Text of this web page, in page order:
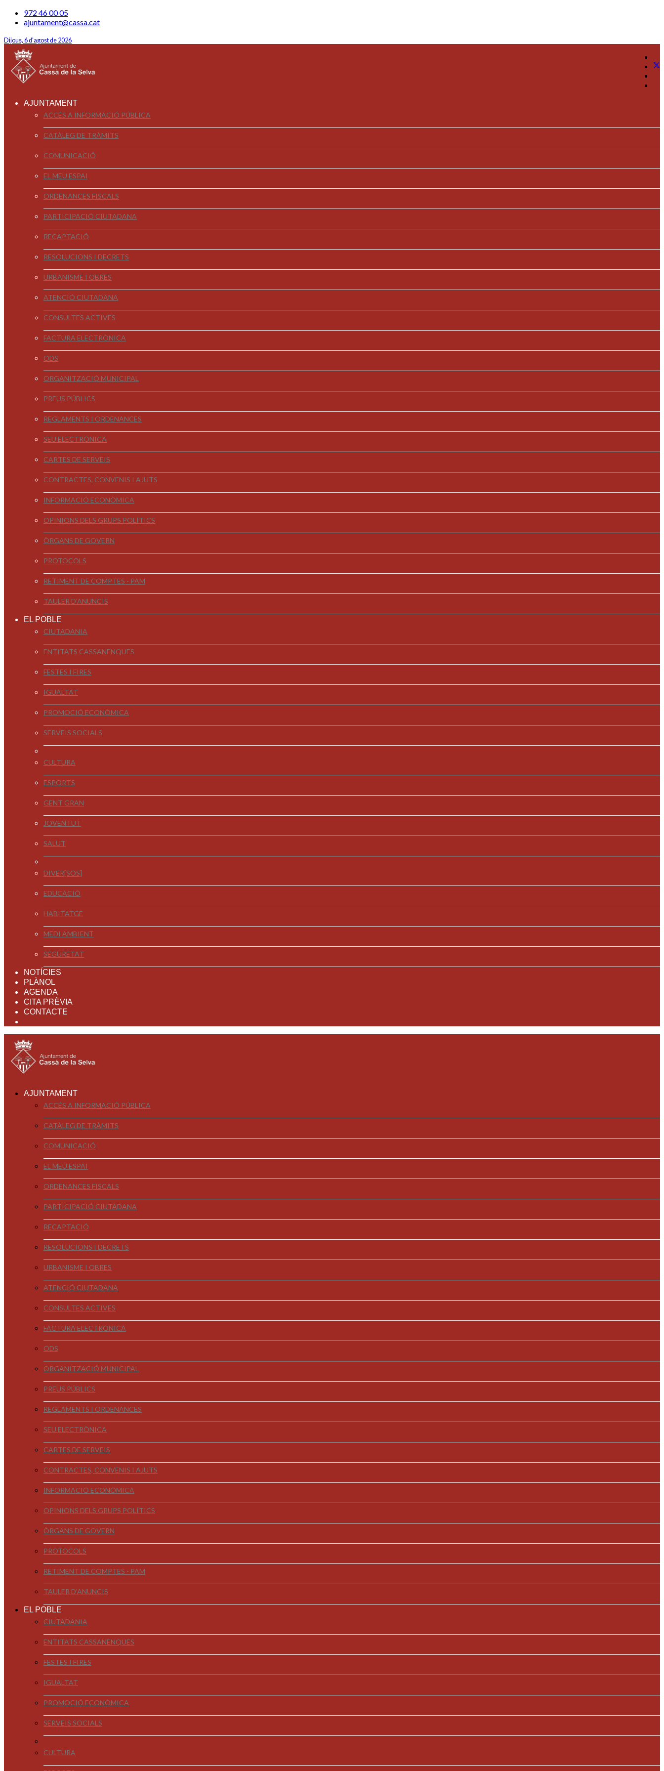
972 46 00 05
ajuntament@cassa.cat
Dijous, 6 d'agost de 2026
AJUNTAMENT
ACCÉS A INFORMACIÓ PÚBLICA
CATÀLEG DE TRÀMITS
COMUNICACIÓ
EL MEU ESPAI
ORDENANCES FISCALS
PARTICIPACIÓ CIUTADANA
RECAPTACIÓ
RESOLUCIONS I DECRETS
URBANISME I OBRES
ATENCIÓ CIUTADANA
CONSULTES ACTIVES
FACTURA ELECTRÒNICA
ODS
ORGANITZACIÓ MUNICIPAL
PREUS PÚBLICS
REGLAMENTS I ORDENANCES
SEU ELECTRÒNICA
CARTES DE SERVEIS
CONTRACTES, CONVENIS I AJUTS
INFORMACIÓ ECONÒMICA
OPINIONS DELS GRUPS POLÍTICS
ÒRGANS DE GOVERN
PROTOCOLS
RETIMENT DE COMPTES - PAM
TAULER D'ANUNCIS
EL POBLE
CIUTADANIA
ENTITATS CASSANENQUES
FESTES I FIRES
IGUALTAT
PROMOCIÓ ECONÒMICA
SERVEIS SOCIALS
CULTURA
ESPORTS
GENT GRAN
JOVENTUT
SALUT
DIVER[SOS]
EDUCACIÓ
HABITATGE
MEDI AMBIENT
SEGURETAT
NOTÍCIES
PLÀNOL
AGENDA
CITA PRÈVIA
CONTACTE
AJUNTAMENT
ACCÉS A INFORMACIÓ PÚBLICA
CATÀLEG DE TRÀMITS
COMUNICACIÓ
EL MEU ESPAI
ORDENANCES FISCALS
PARTICIPACIÓ CIUTADANA
RECAPTACIÓ
RESOLUCIONS I DECRETS
URBANISME I OBRES
ATENCIÓ CIUTADANA
CONSULTES ACTIVES
FACTURA ELECTRÒNICA
ODS
ORGANITZACIÓ MUNICIPAL
PREUS PÚBLICS
REGLAMENTS I ORDENANCES
SEU ELECTRÒNICA
CARTES DE SERVEIS
CONTRACTES, CONVENIS I AJUTS
INFORMACIÓ ECONÒMICA
OPINIONS DELS GRUPS POLÍTICS
ÒRGANS DE GOVERN
PROTOCOLS
RETIMENT DE COMPTES - PAM
TAULER D'ANUNCIS
EL POBLE
CIUTADANIA
ENTITATS CASSANENQUES
FESTES I FIRES
IGUALTAT
PROMOCIÓ ECONÒMICA
SERVEIS SOCIALS
CULTURA